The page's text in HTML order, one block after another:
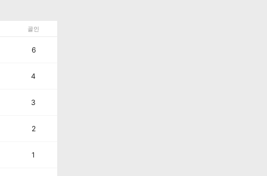
골인
6
4
3
2
1